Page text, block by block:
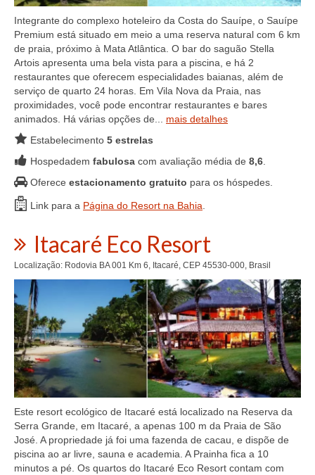
Integrante do complexo hoteleiro da Costa do Sauípe, o Sauípe
Premium está situado em meio a uma reserva natural com 6 km
de praia, próximo à Mata Atlântica. O bar do saguão Stella
Artois apresenta uma bela vista para a piscina, e há 2
restaurantes que oferecem especialidades baianas, além de
serviço de quarto 24 horas. Em Vila Nova da Praia, nas
proximidades, você pode encontrar restaurantes e bares
animados. Há várias opções de... mais detalhes
Estabelecimento 5 estrelas
Hospedadem fabulosa com avaliação média de 8,6
Oferece estacionamento gratuito para os hóspedes.
Link para a Página do Resort na Bahia
Itacaré Eco Resort
Localização: Rodovia BA 001 Km 6, Itacaré, CEP 45530-000, Brasil
Este resort ecológico de Itacaré está localizado na Reserva da
Serra Grande, em Itacaré, a apenas 100 m da Praia de São
José. A propriedade já foi uma fazenda de cacau, e dispõe de
piscina ao ar livre, sauna e academia. A Prainha fica a 10
minutos a pé. Os quartos do Itacaré Eco Resort contam com